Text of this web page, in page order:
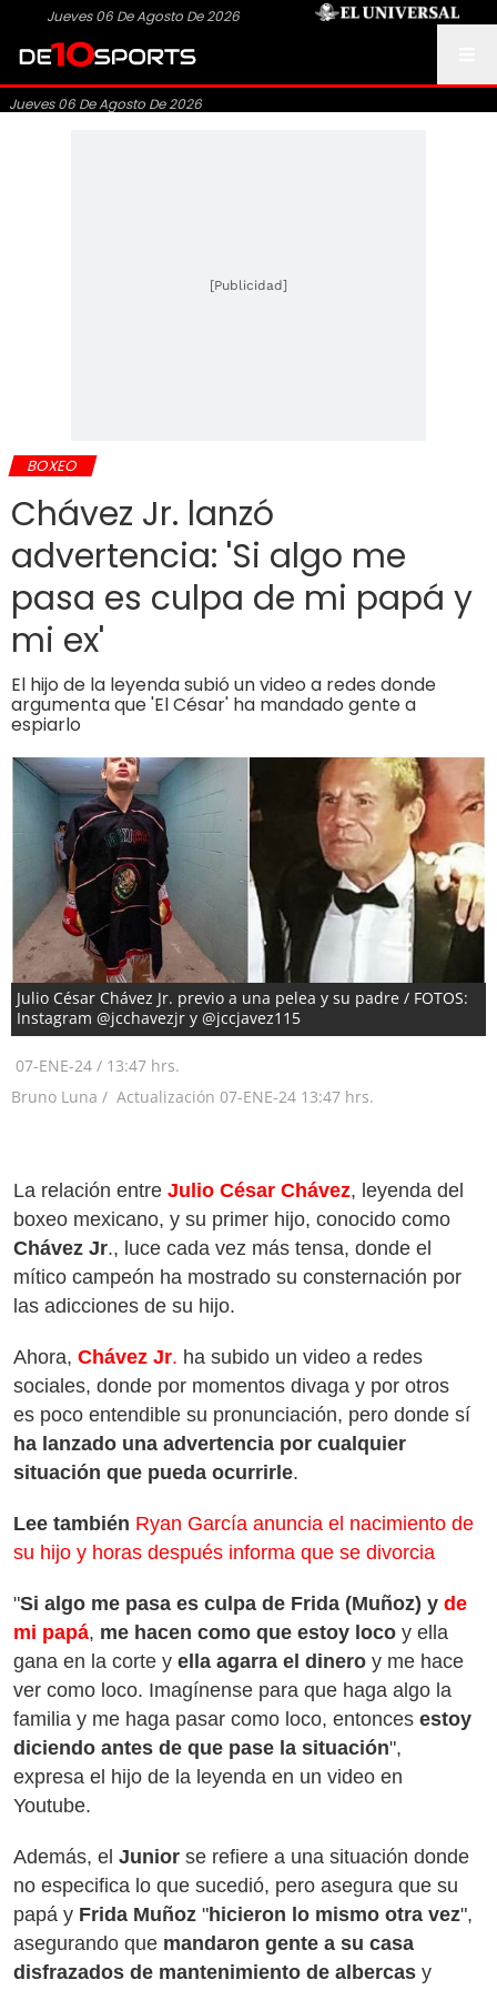
Jueves 06 De Agosto De 2026
Jueves 06 De Agosto De 2026
[Publicidad]
BOXEO
Chávez Jr. lanzó
advertencia: 'Si algo me
pasa es culpa de mi papá y
mi ex'
El hijo de la leyenda subió un video a redes donde
argumenta que 'El César' ha mandado gente a
espiarlo
Julio César Chávez Jr. previo a una pelea y su padre / FOTOS:
Instagram @jcchavezjr y @jccjavez115
07-ENE-24 / 13:47 hrs.
Bruno Luna / Actualización 07-ENE-24 13:47 hrs.
La relación entre Julio César Chávez, leyenda del
boxeo mexicano, y su primer hijo, conocido como
Chávez Jr., luce cada vez más tensa, donde el
mítico campeón ha mostrado su consternación por
las adicciones de su hijo.
Ahora, Chávez Jr. ha subido un video a redes
sociales, donde por momentos divaga y por otros
es poco entendible su pronunciación, pero donde sí
ha lanzado una advertencia por cualquier
situación que pueda ocurrirle.
Lee también Ryan García anuncia el nacimiento de
su hijo y horas después informa que se divorcia
"Si algo me pasa es culpa de Frida (Muñoz) y de
mi papá, me hacen como que estoy loco y ella
gana en la corte y ella agarra el dinero y me hace
ver como loco. Imagínense para que haga algo la
familia y me haga pasar como loco, entonces estoy
diciendo antes de que pase la situación",
expresa el hijo de la leyenda en un video en
Youtube.
Además, el Junior se refiere a una situación donde
no especifica lo que sucedió, pero asegura que su
papá y Frida Muñoz "hicieron lo mismo otra vez",
asegurando que mandaron gente a su casa
disfrazados de mantenimiento de albercas y